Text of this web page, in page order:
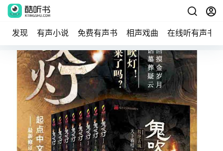
发现 有声小说 免费有声书 相声戏曲 在线听有声书